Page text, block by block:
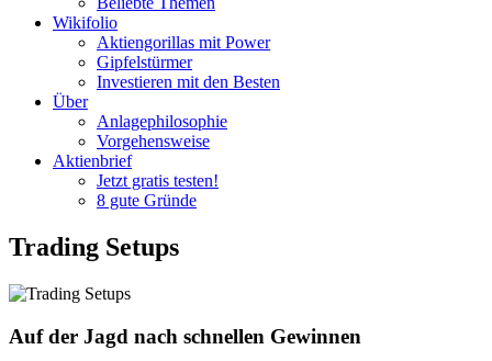
Wikifolio
Aktiengorillas mit Power
Gipfelstürmer
Investieren mit den Besten
Über
Anlagephilosophie
Vorgehensweise
Aktienbrief
Jetzt gratis testen!
8 gute Gründe
Trading Setups
Auf der Jagd nach schnellen Gewinnen